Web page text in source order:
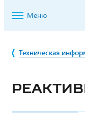
Меню
Техническая